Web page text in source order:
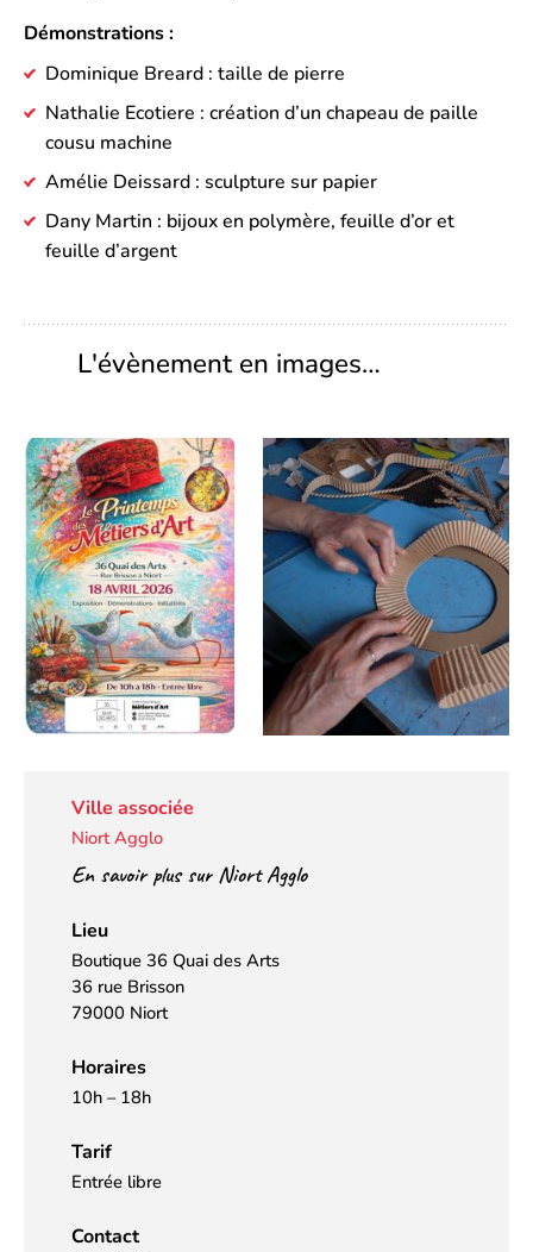
Démonstrations :
Dominique Breard : taille de pierre
Nathalie Ecotiere : création d’un chapeau de paille
cousu machine
Amélie Deissard : sculpture sur papier
Dany Martin : bijoux en polymère, feuille d’or et
feuille d’argent
L'évènement en images…
Ville associée
Niort Agglo
En savoir plus sur Niort Agglo
Lieu
Boutique 36 Quai des Arts
36 rue Brisson
79000 Niort
Horaires
10h – 18h
Tarif
Entrée libre
Contact